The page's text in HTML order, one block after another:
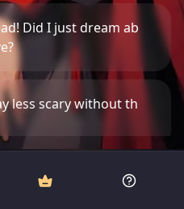
Did I just dream ab
less scary without th